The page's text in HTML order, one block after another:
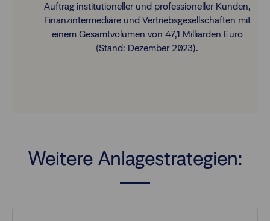
Auftrag institutioneller und professioneller Kunden,
Finanzintermediäre und Vertriebsgesellschaften mit
einem Gesamtvolumen von 47,1 Milliarden Euro
(Stand: Dezember 2023).
Weitere Anlagestrategien: